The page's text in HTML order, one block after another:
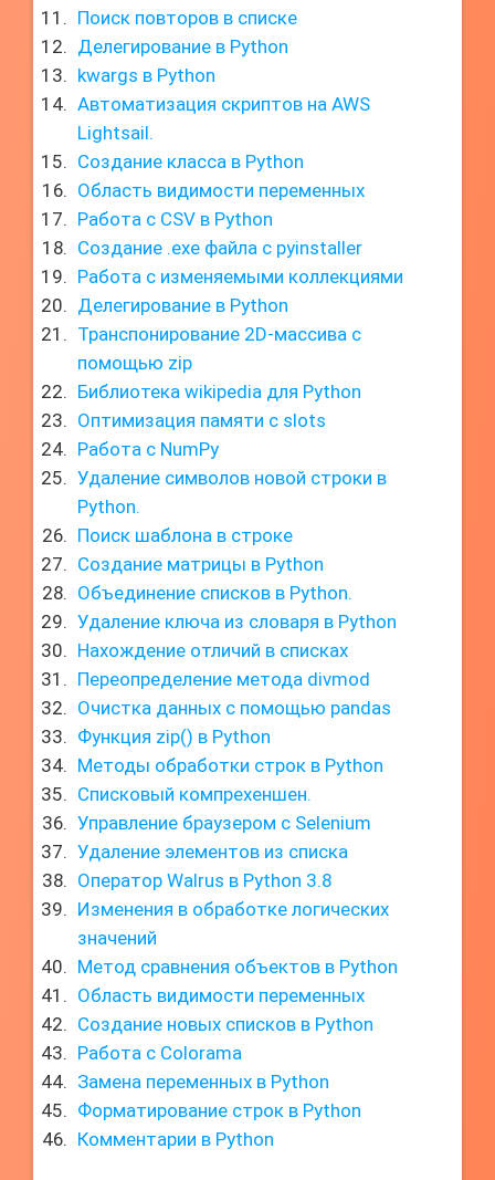
Поиск повторов в списке
Делегирование в Python
kwargs в Python
Автоматизация скриптов на AWS
Lightsail.
Создание класса в Python
Область видимости переменных
Работа с CSV в Python
Создание .exe файла с pyinstaller
Работа с изменяемыми коллекциями
Делегирование в Python
Транспонирование 2D-массива с
помощью zip
Библиотека wikipedia для Python
Оптимизация памяти с slots
Работа с NumPy
Удаление символов новой строки в
Python.
Поиск шаблона в строке
Создание матрицы в Python
Объединение списков в Python.
Удаление ключа из словаря в Python
Нахождение отличий в списках
Переопределение метода divmod
Очистка данных с помощью pandas
Функция zip() в Python
Методы обработки строк в Python
Списковый компрехеншен.
Управление браузером с Selenium
Удаление элементов из списка
Оператор Walrus в Python 3.8
Изменения в обработке логических
значений
Метод сравнения объектов в Python
Область видимости переменных
Создание новых списков в Python
Работа с Colorama
Замена переменных в Python
Форматирование строк в Python
Комментарии в Python